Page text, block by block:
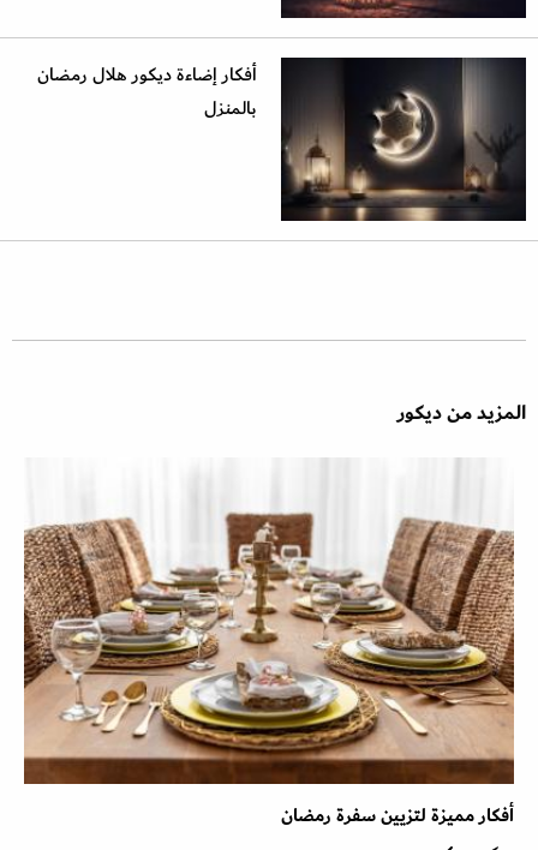
أفكار إضاءة ديكور هلال رمضان
بالمنزل
المزيد من ديكور
أفكار مميزة لتزيين سفرة رمضان